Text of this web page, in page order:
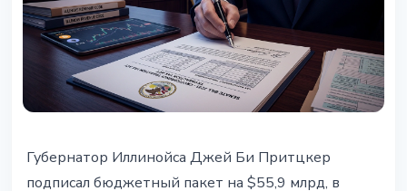
Губернатор Иллинойса подписал
Губернатор Иллинойса Джей Би Притцкер
подписал бюджетный пакет на $55,9 млрд, в